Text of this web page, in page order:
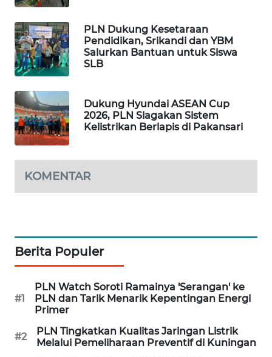
PLN Dukung Kesetaraan
Pendidikan, Srikandi dan YBM
Salurkan Bantuan untuk Siswa
SLB
Dukung Hyundai ASEAN Cup
2026, PLN Siagakan Sistem
Kelistrikan Berlapis di Pakansari
KOMENTAR
Berita Populer
#1
PLN Watch Soroti Ramainya 'Serangan' ke
PLN dan Tarik Menarik Kepentingan Energi
Primer
#2
PLN Tingkatkan Kualitas Jaringan Listrik
Melalui Pemeliharaan Preventif di Kuningan
TINGGI
WN
PAKPAK
KARAWANG
WN
BEKASI
WN
WN
UTARA
SAMOSIR